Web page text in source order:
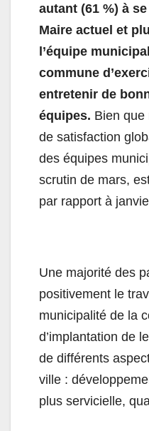
autant (61 %) à
Maire actuel et
l’équipe
commune
entretenir de
équipes. Bien que
de satisfaction
des équipes
scrutin de mars,
par rapport à
Une majorité des
positivement le
municipalité de la
d’implantation de
de différents
ville :
plus servicielle,